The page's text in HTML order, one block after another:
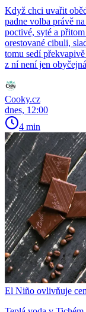
Když chci uvařit
padne volba právě
poctivé, syté a
orestované cibuli,
tomu sedí
z ní není jen
Cooky.cz
dnes, 12:00
4 min
El Niño ovlivňuje